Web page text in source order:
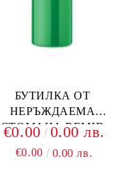
БУТИЛКА ОТ
НЕРЪЖДАЕМА
СТОМАНА REMID
€0.00 0.00 лв.
€0.00 0.00 лв.